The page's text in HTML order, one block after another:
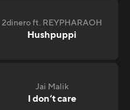
2dinero ft. REYPHARAOH
Hushpuppi
Jai Malik
I don‘t care